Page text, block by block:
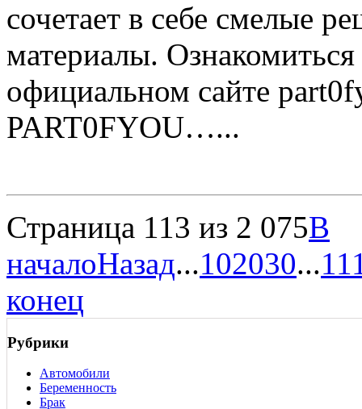
сочетает в себе смелые
материалы.
официальном сайте
PART0FYOU…...
Страница 113 из 2 075В
началоНазад...102030...
конец
Рубрики
Автомобили
Беременность
Брак